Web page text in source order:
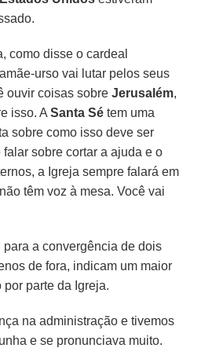
como disse o cardeal
urso vai lutar pelos seus
ouvir coisas sobreJerusalém,
isso. ASanta Sétem uma
sobre como isso deve ser
sobre cortar a ajuda e o
a Igreja sempre falará em
têm voz à mesa. Você vai
para a convergência de dois
de fora, indicam um maior
parte da Igreja.
na administração e tivemos
e se pronunciava muito.